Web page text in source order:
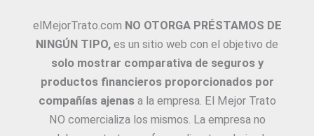
elMejorTrato.com NO OTORGA PRÉSTAMOS DE
NINGÚN TIPO, es un sitio web con el objetivo de
solo mostrar comparativa de seguros y
productos financieros proporcionados por
compañías ajenasa la empresa. El Mejor Trato
NO comercializa los mismos. La empresa no